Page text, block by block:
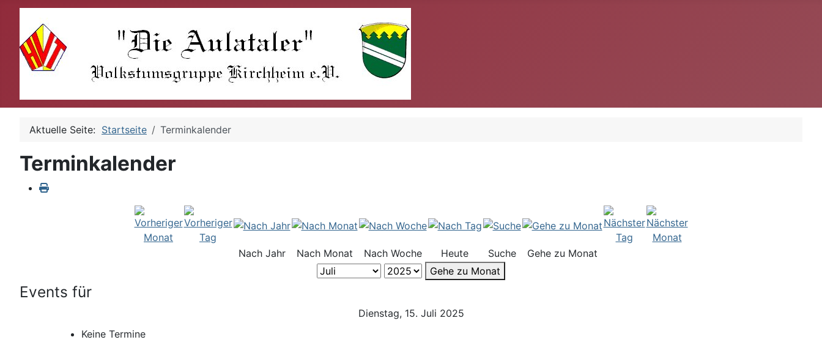
Aktuelle Seite: Startseite Terminkalender
Terminkalender
Nach Jahr Nach Monat Nach Woche Heute Suche
Gehe zu Monat
Gehe zu Monat
Events für
Dienstag, 15. Juli 2025
Keine Termine